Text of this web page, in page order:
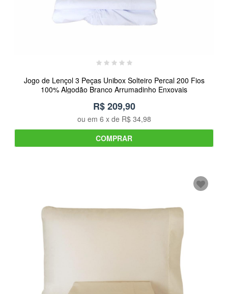
Jogo de Lençol 3 Peças Unibox Solteiro Percal 200 Fios
100% Algodão Branco Arrumadinho Enxovais
R$ 209,90
ou em 6 x de R$ 34,98
COMPRAR